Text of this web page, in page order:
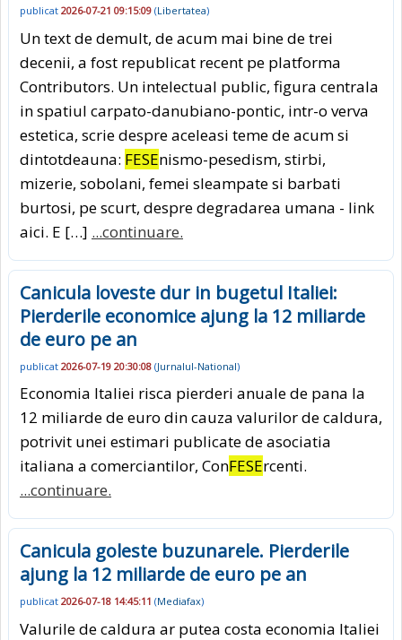
publicat 2026-07-21 09:15:09 (Libertatea)
Un text de demult, de acum mai bine de trei
decenii, a fost republicat recent pe platforma
Contributors. Un intelectual public, figura centrala
in spatiul carpato-danubiano-pontic, intr-o verva
estetica, scrie despre aceleasi teme de acum si
dintotdeauna: FESEnismo-pesedism, stirbi,
mizerie, sobolani, femei sleampate si barbati
burtosi, pe scurt, despre degradarea umana - link
aici. E […] ...continuare.
Canicula loveste dur in bugetul Italiei:
Pierderile economice ajung la 12 miliarde
de euro pe an
publicat 2026-07-19 20:30:08 (Jurnalul-National)
Economia Italiei risca pierderi anuale de pana la
12 miliarde de euro din cauza valurilor de caldura,
potrivit unei estimari publicate de asociatia
italiana a comerciantilor, ConFESErcenti.
...continuare.
Canicula goleste buzunarele. Pierderile
ajung la 12 miliarde de euro pe an
publicat 2026-07-18 14:45:11 (Mediafax)
Valurile de caldura ar putea costa economia Italiei